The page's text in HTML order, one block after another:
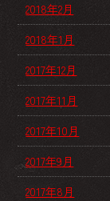
2018年2月
2018年1月
2017年12月
2017年11月
2017年10月
2017年9月
2017年8月